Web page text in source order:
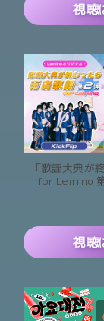
視聴
「歌謡大典が
for Lemino
視聴